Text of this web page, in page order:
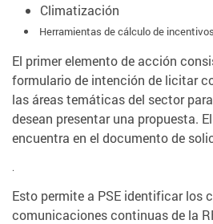
Climatización
Herramientas de cálculo de
El primer elemento de acción
formulario de intención de licitar
las áreas temáticas del sector
desean presentar una propuesta.
encuentra en el documento de
.
Esto permite a PSE identificar los
comunicaciones continuas de la